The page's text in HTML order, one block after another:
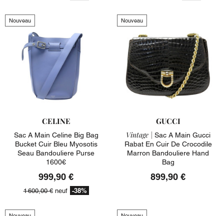
Nouveau
CELINE
Sac A Main Celine Big Bag
Bucket Cuir Bleu Myosotis
Seau Bandouliere Purse
1600€
999,90 €
1 600,00 €neuf -38%
Nouveau
GUCCI
Vintage | Sac A Main Gucci
Rabat En Cuir De Crocodile
Marron Bandouliere Hand
Bag
899,90 €